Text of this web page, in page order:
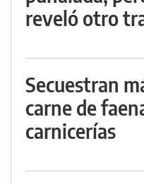
reveló otro
Secuestran
carne de
carnicerías